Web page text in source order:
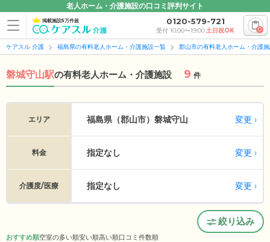
老人ホーム・介護施設の口コミ評判サイト
掲載施設5万件超 0120-579-721
受付 10:00〜19:00土日祝OK 0
ケアスル 介護 福島県の有料老人ホーム・介護施設一覧 郡山市の有料老人ホーム・介護
磐城守山駅の有料老人ホーム・介護施設 9 件
エリア 福島県（郡山市） 磐城守山 変更
料金 指定なし 変更
介護度/医療 指定なし 変更
絞り込み
おすすめ順空室の多い順安い順高い順口コミ件数順